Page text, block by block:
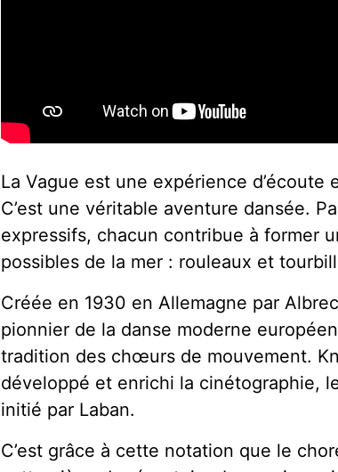
La Vague est une expérience
C’est une véritable aventure dansée.
expressifs, chacun contribue à former
possibles de la mer : rouleaux et
Créée en 1930 en Allemagne par
pionnier de la danse moderne
tradition des chœurs de mouvement.
développé et enrichi la cinétographie,
initié par Laban.
C’est grâce à cette notation que le